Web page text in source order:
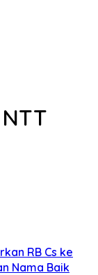
RB Cs ke
Nama Baik